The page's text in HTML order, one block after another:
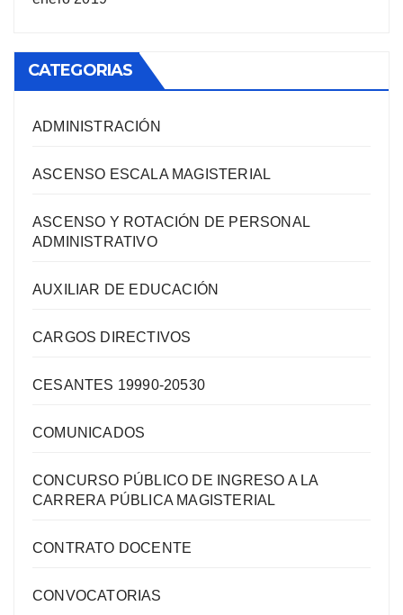
CATEGORIAS
ADMINISTRACIÓN
ASCENSO ESCALA MAGISTERIAL
ASCENSO Y ROTACIÓN DE PERSONAL
ADMINISTRATIVO
AUXILIAR DE EDUCACIÓN
CARGOS DIRECTIVOS
CESANTES 19990-20530
COMUNICADOS
CONCURSO PÚBLICO DE INGRESO A LA
CARRERA PÚBLICA MAGISTERIAL
CONTRATO DOCENTE
CONVOCATORIAS